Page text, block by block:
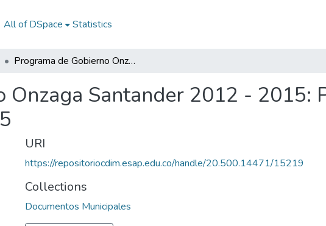
All of DSpace Statistics
Programa de Gobierno Onzaga Santander 2012 - 2015: PG Onzaga Santander 2012 - 2015
Onzaga Santander 2012 - 2015:
URI
https://repositoriocdim.esap.edu.co/handle/20.500.14471/15219
Collections
Documentos Municipales